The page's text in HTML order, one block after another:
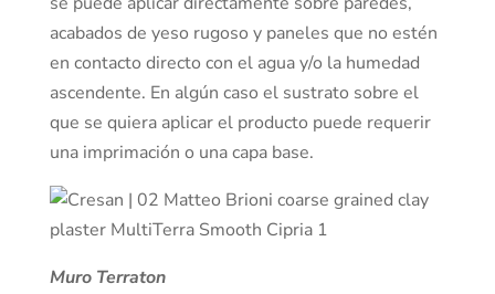
acabados de yeso rugoso y paneles que no estén
en contacto directo con el agua y/o la humedad
ascendente. En algún caso el sustrato sobre el
que se quiera aplicar el producto puede requerir
una imprimación o una capa base.
Muro Terraton